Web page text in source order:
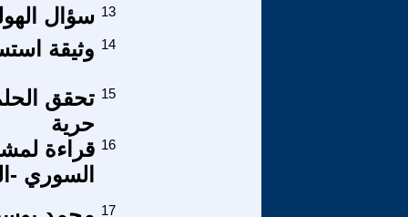
سؤال 13
وثيقة 14
تحقق
حرية
15
قراءة
السوري -
16
17